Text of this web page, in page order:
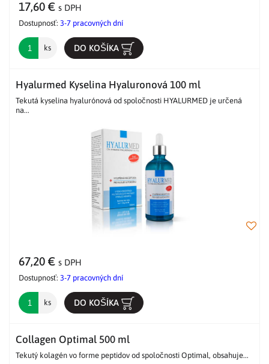
17,60 € s DPH
Dostupnosť: 3-7 pracovných dní
ks DO KOŠÍKA
Hyalurmed Kyselina Hyaluronová 100 ml
Tekutá kyselina hyalurónová od spoločnosti HYALURMED je určená
na...
67,20 € s DPH
Dostupnosť: 3-7 pracovných dní
ks DO KOŠÍKA
Collagen Optimal 500 ml
Tekutý kolagén vo forme peptidov od spoločnosti Optimal, obsahuje...